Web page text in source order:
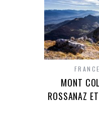
FRANCE
MONT
ROSSANAZ